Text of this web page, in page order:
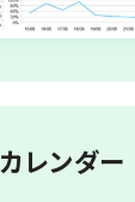
レンダー